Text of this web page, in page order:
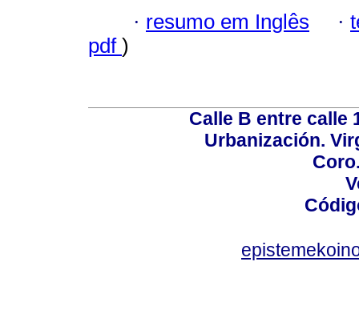
· resumo em Inglês ·
pdf )
Calle B entre calle
Urbanización.